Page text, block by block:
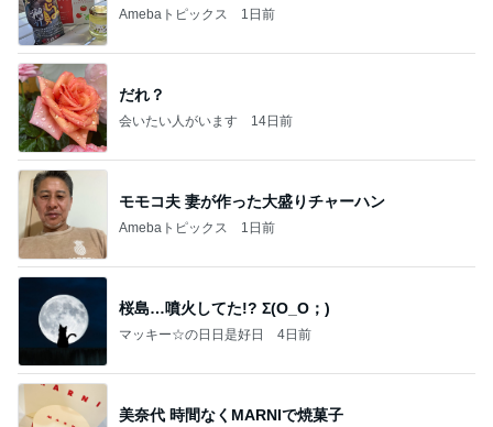
Amebaトピックス 1日前
だれ？
会いたい人がいます 14日前
モモコ夫 妻が作った大盛りチャーハン
Amebaトピックス 1日前
桜島…噴火してた!? Σ(O_O；)
マッキー☆の日日是好日 4日前
美奈代 時間なくMARNIで焼菓子